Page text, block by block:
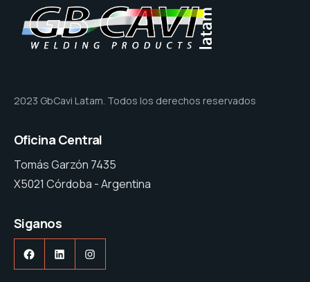
2023 GbCavi Latam. Todos los derechos reservados
Oficina Central
Tomás Garzón 7435
X5021 Córdoba - Argentina
Siganos
Facebook
LinkedInInstagram